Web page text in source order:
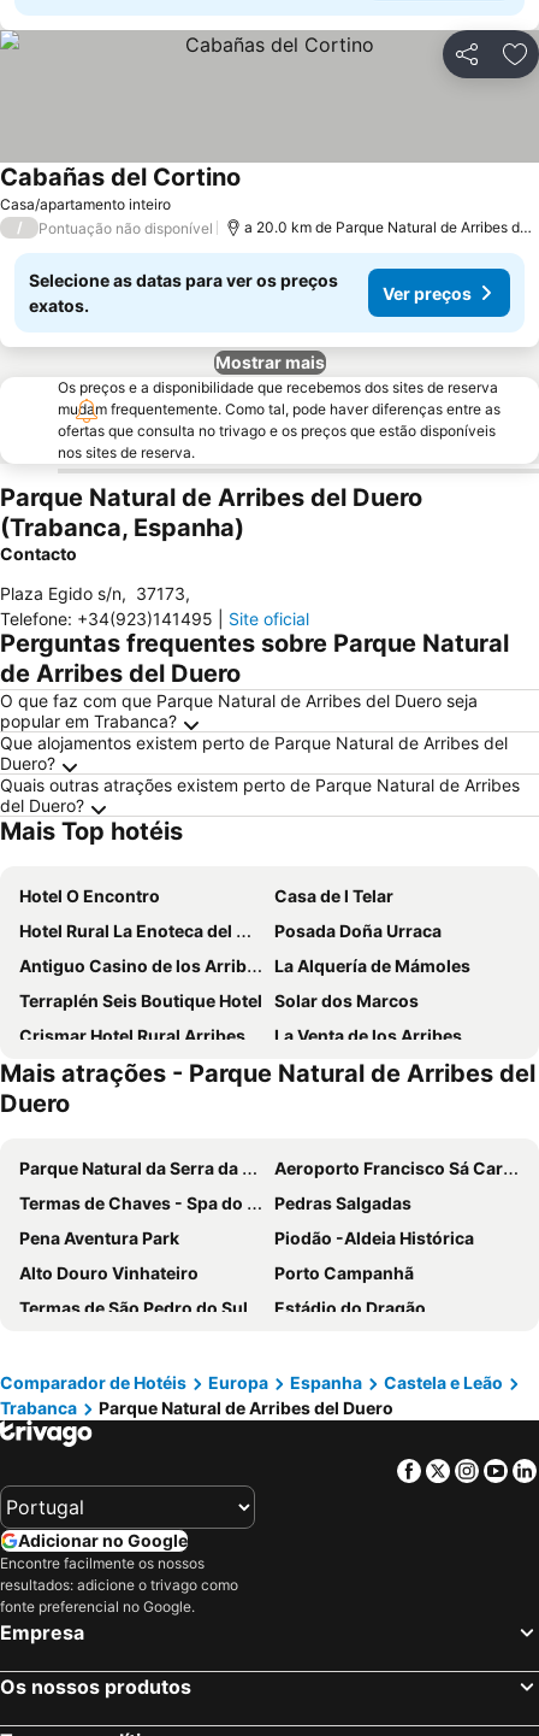
Partilhar
Casa/apartamento inteiro
Cabañas del Cortino
/ Pontuação não disponível a 20.0 km de Parque Natural de Arribes del Duero
Selecione as datas para ver os preços
exatos.
Ver preços
Mostrar mais
Os preços e a disponibilidade que recebemos dos sites de reserva
mudam frequentemente. Como tal, pode haver diferenças entre as
ofertas que consulta no trivago e os preços que estão disponíveis
nos sites de reserva.
Parque Natural de Arribes del Duero
(Trabanca, Espanha)
Contacto
Plaza Egido s/n, 37173,
Telefone: +34(923)141495 Site oficial
Perguntas frequentes sobre Parque Natural
de Arribes del Duero
O que faz com que Parque Natural de Arribes del Duero seja
popular em Trabanca?
Que alojamentos existem perto de Parque Natural de Arribes del
Duero?
Quais outras atrações existem perto de Parque Natural de Arribes
del Duero?
Mais Top hotéis
Hotel O Encontro
Casa de l Telar
Hotel Rural La Enoteca del Marques
Posada Doña Urraca
Antiguo Casino de los Arribes
La Alquería de Mámoles
Terraplén Seis Boutique Hotel
Solar dos Marcos
Crismar Hotel Rural Arribes del Duero
La Venta de los Arribes
Mais atrações - Parque Natural de Arribes del
Duero
Parque Natural da Serra da Estrela
Aeroporto Francisco Sá Carneiro
Termas de Chaves - Spa do Imperador
Pedras Salgadas
Pena Aventura Park
Piodão -Aldeia Histórica
Alto Douro Vinhateiro
Porto Campanhã
Termas de São Pedro do Sul
Estádio do Dragão
Ribeira
Leça da Palmeira Beach
Parque aquático de Amarante SPA Termal de Pedras Salgadas
Pavilhão Multiusos Gondomar
Cais de Gaia
Igreja de Peso da Régua
Magikland
Pavilhão Rosa Mota
Lago de Sanabria
Norteshopping
Centro Histórico do Porto
Parque & Zoo Santo Inácio
Estação Ferroviária do Pinhão
Comparador de Hotéis Europa Espanha
Castela e Leão
Trabanca
Parque Natural de Arribes del Duero
Facebook
Twitter
Adicionar no Google
Encontre facilmente os nossos
resultados: adicione o trivago como
fonte preferencial no Google.
Empresa
Os nossos produtos